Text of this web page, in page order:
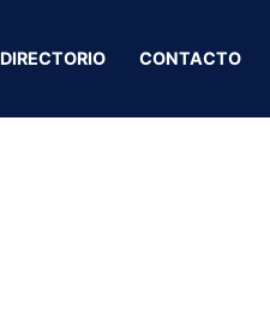
DIRECTORIO CONTACTO